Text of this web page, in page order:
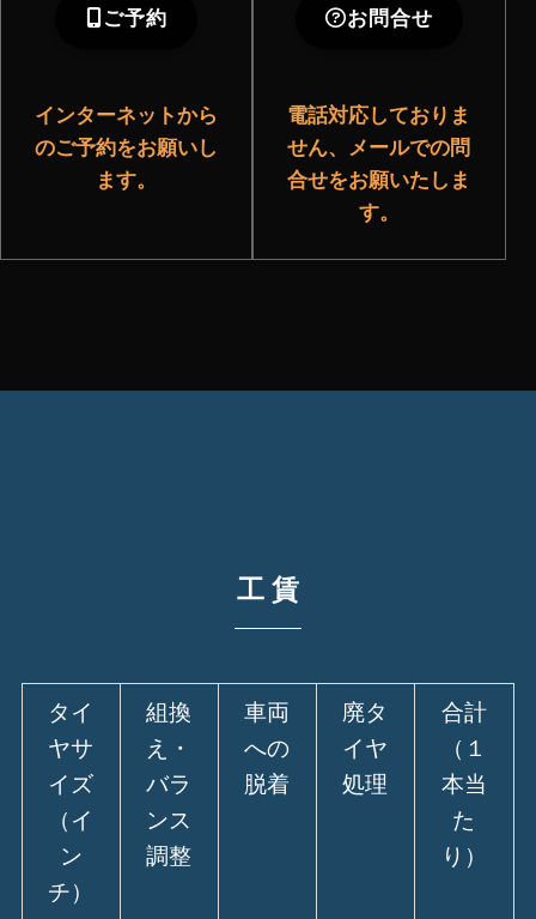
ご予約
インターネットから
のご予約をお願いし
ます。
お問合せ
電話対応しておりま
せん、メールでの問
合せをお願いたしま
す。
工 賃
タイ
ヤサ
イズ
（イ
ン
チ）
組換
え・
バラ
ンス
調整
車両
への
脱着
廃タ
イヤ
処理
合計
（１
本当
た
り）